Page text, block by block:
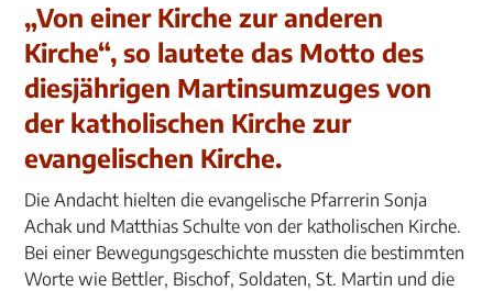
„Von einer Kirche zur anderen
Kirche“, so lautete das Motto des
diesjährigen Martinsumzuges von
der katholischen Kirche zur
evangelischen Kirche.
Die Andacht hielten die evangelische Pfarrerin Sonja
Achak und Matthias Schulte von der katholischen Kirche.
Bei einer Bewegungsgeschichte mussten die bestimmten
Worte wie Bettler, Bischof, Soldaten, St. Martin und die